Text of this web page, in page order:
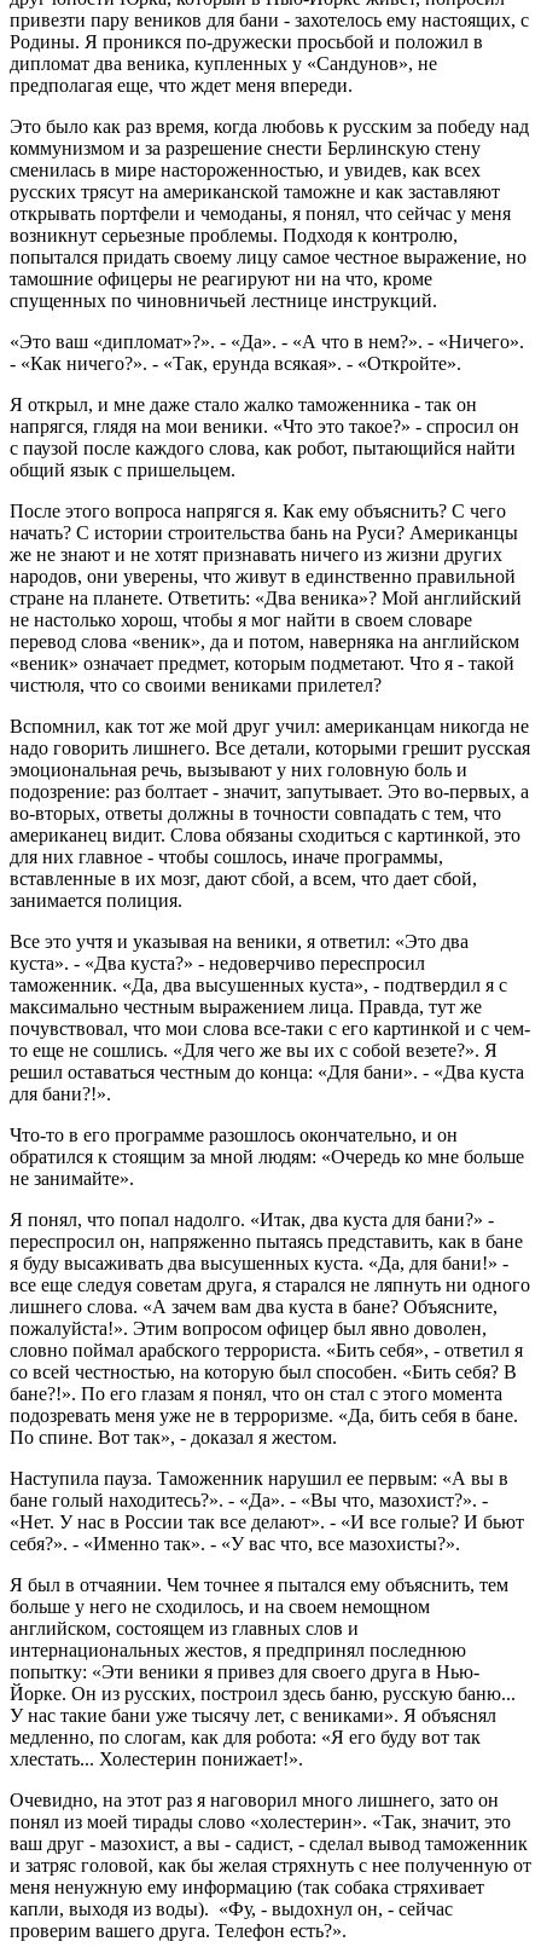
привезти пару веников для бани - захотелось ему настоящих, с
Родины. Я проникся по-дружески просьбой и положил в
дипломат два веника, купленных у «Сандунов», не
предполагая еще, что ждет меня впереди.
Это было как раз время, когда любовь к русским за победу над
коммунизмом и за разрешение снести Берлинскую стену
сменилась в мире настороженностью, и увидев, как всех
русских трясут на американской таможне и как заставляют
открывать портфели и чемоданы, я понял, что сейчас у меня
возникнут серьезные проблемы. Подходя к контролю,
попытался придать своему лицу самое честное выражение, но
тамошние офицеры не реагируют ни на что, кроме
спущенных по чиновничьей лестнице инструкций.
«Это ваш «дипломат»?». - «Да». - «А что в нем?». - «Ничего».
- «Как ничего?». - «Так, ерунда всякая». - «Откройте».
Я открыл, и мне даже стало жалко таможенника - так он
напрягся, глядя на мои веники. «Что это такое?» - спросил он
с паузой после каждого слова, как робот, пытающийся найти
общий язык с пришельцем.
После этого вопроса напрягся я. Как ему объяснить? С чего
начать? С истории строительства бань на Руси? Американцы
же не знают и не хотят признавать ничего из жизни других
народов, они уверены, что живут в единственно правильной
стране на планете. Ответить: «Два веника»? Мой английский
не настолько хорош, чтобы я мог найти в своем словаре
перевод слова «веник», да и потом, наверняка на английском
«веник» означает предмет, которым подметают. Что я - такой
чистюля, что со своими вениками прилетел?
Вспомнил, как тот же мой друг учил: американцам никогда не
надо говорить лишнего. Все детали, которыми грешит русская
эмоциональная речь, вызывают у них головную боль и
подозрение: раз болтает - значит, запутывает. Это во-первых, а
во-вторых, ответы должны в точности совпадать с тем, что
американец видит. Слова обязаны сходиться с картинкой, это
для них главное - чтобы сошлось, иначе программы,
вставленные в их мозг, дают сбой, а всем, что дает сбой,
занимается полиция.
Все это учтя и указывая на веники, я ответил: «Это два
куста». - «Два куста?» - недоверчиво переспросил
таможенник. «Да, два высушенных куста», - подтвердил я с
максимально честным выражением лица. Правда, тут же
почувствовал, что мои слова все-таки с его картинкой и с чем-
то еще не сошлись. «Для чего же вы их с собой везете?». Я
решил оставаться честным до конца: «Для бани». - «Два куста
для бани?!».
Что-то в его программе разошлось окончательно, и он
обратился к стоящим за мной людям: «Очередь ко мне больше
не занимайте».
Я понял, что попал надолго. «Итак, два куста для бани?» -
переспросил он, напряженно пытаясь представить, как в бане
я буду высаживать два высушенных куста. «Да, для бани!» -
все еще следуя советам друга, я старался не ляпнуть ни одного
лишнего слова. «А зачем вам два куста в бане? Объясните,
пожалуйста!». Этим вопросом офицер был явно доволен,
словно поймал арабского террориста. «Бить себя», - ответил я
со всей честностью, на которую был способен. «Бить себя? В
бане?!». По его глазам я понял, что он стал с этого момента
подозревать меня уже не в терроризме. «Да, бить себя в бане.
По спине. Вот так», - доказал я жестом.
Наступила пауза. Таможенник нарушил ее первым: «А вы в
бане голый находитесь?». - «Да». - «Вы что, мазохист?». -
«Нет. У нас в России так все делают». - «И все голые? И бьют
себя?». - «Именно так». - «У вас что, все мазохисты?».
Я был в отчаянии. Чем точнее я пытался ему объяснить, тем
больше у него не сходилось, и на своем немощном
английском, состоящем из главных слов и
интернациональных жестов, я предпринял последнюю
попытку: «Эти веники я привез для своего друга в Нью-
Йорке. Он из русских, построил здесь баню, русскую баню...
У нас такие бани уже тысячу лет, с вениками». Я объяснял
медленно, по слогам, как для робота: «Я его буду вот так
хлестать... Холестерин понижает!».
Очевидно, на этот раз я наговорил много лишнего, зато он
понял из моей тирады слово «холестерин». «Так, значит, это
ваш друг - мазохист, а вы - садист, - сделал вывод таможенник
и затряс головой, как бы желая стряхнуть с нее полученную от
меня ненужную ему информацию (так собака стряхивает
капли, выходя из воды). «Фу, - выдохнул он, - сейчас
проверим вашего друга. Телефон есть?».